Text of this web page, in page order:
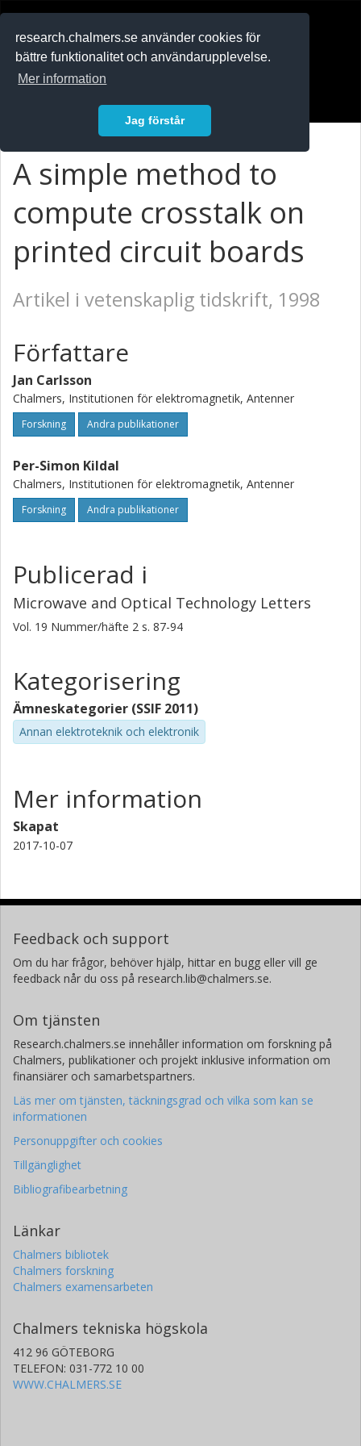
research.chalmers.se använder cookies för
bättre funktionalitet och användarupplevelse.
Mer information
Jag förstår
A simple method to
compute crosstalk on
printed circuit boards
Artikel i vetenskaplig tidskrift, 1998
Författare
Jan Carlsson
Chalmers, Institutionen för elektromagnetik, Antenner
Forskning Andra publikationer
Per-Simon Kildal
Chalmers, Institutionen för elektromagnetik, Antenner
Forskning Andra publikationer
Publicerad i
Microwave and Optical Technology Letters
Vol. 19 Nummer/häfte 2 s. 87-94
Kategorisering
Ämneskategorier (SSIF 2011)
Annan elektroteknik och elektronik
Mer information
Skapat
2017-10-07
Feedback och support
Om du har frågor, behöver hjälp, hittar en bugg eller vill ge
feedback når du oss på research.lib@chalmers.se.
Om tjänsten
Research.chalmers.se innehåller information om forskning på
Chalmers, publikationer och projekt inklusive information om
finansiärer och samarbetspartners.
Läs mer om tjänsten, täckningsgrad och vilka som kan se
informationen
Personuppgifter och cookies
Tillgänglighet
Bibliografibearbetning
Länkar
Chalmers bibliotek
Chalmers forskning
Chalmers examensarbeten
Chalmers tekniska högskola
412 96 GÖTEBORG
TELEFON: 031-772 10 00
WWW.CHALMERS.SE